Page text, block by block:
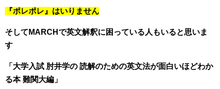
『ポレポレ』はいりません
そしてMARCHで英文解釈に困っている人もいると思いま
す
「 大学入試 肘井学の 読解のための英文法が面白いほどわか
る本 難関大編 」